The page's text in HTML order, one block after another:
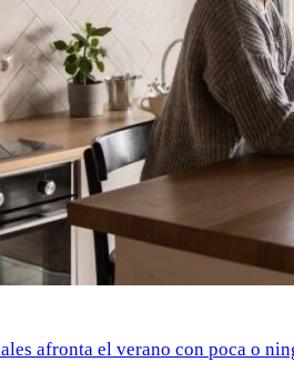
afronta el verano con poca o